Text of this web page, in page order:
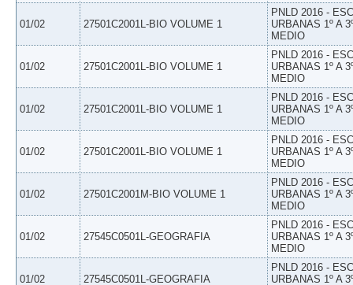
01/02 27501C2001L-BIO VOLUME 1
PNLD 2016 -
URBANAS 1º A
MEDIO
01/02 27501C2001L-BIO VOLUME 1
PNLD 2016 -
URBANAS 1º A
MEDIO
01/02 27501C2001L-BIO VOLUME 1
PNLD 2016 -
URBANAS 1º A
MEDIO
01/02 27501C2001L-BIO VOLUME 1
PNLD 2016 -
URBANAS 1º A
MEDIO
01/02 27501C2001M-BIO VOLUME 1
PNLD 2016 -
URBANAS 1º A
MEDIO
01/02 27545C0501L-GEOGRAFIA
PNLD 2016 -
URBANAS 1º A
MEDIO
01/02 27545C0501L-GEOGRAFIA
PNLD 2016 -
URBANAS 1º A